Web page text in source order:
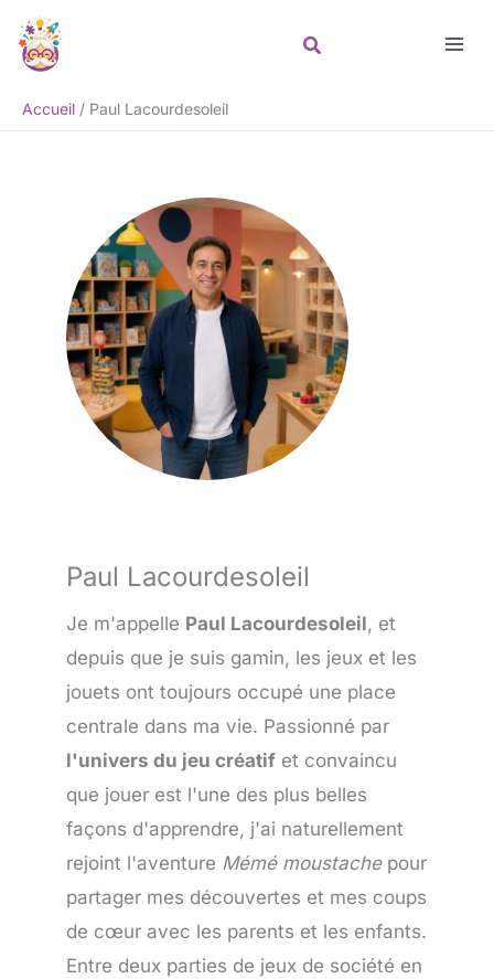
contenu
Accueil Paul Lacourdesoleil
Paul Lacourdesoleil
Je m'appelle Paul Lacourdesoleil, et
depuis que je suis gamin, les jeux et les
jouets ont toujours occupé une place
centrale dans ma vie. Passionné par
l'univers du jeu créatif et convaincu
que jouer est l'une des plus belles
façons d'apprendre, j'ai naturellement
rejoint l'aventure Mémé moustachepour
partager mes découvertes et mes coups
de cœur avec les parents et les enfants.
Entre deux parties de jeux de société en